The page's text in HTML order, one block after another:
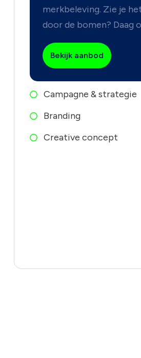
merkbeleving. Zie je
door de bomen? Daag
Bekijk aanbod
Campagne & strategie
Branding
Creative concept